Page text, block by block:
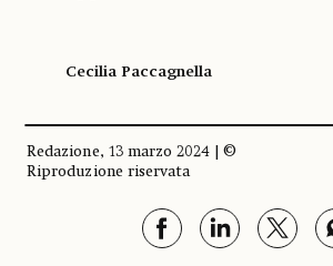
Cecilia Paccagnella
Redazione, 13 marzo 2024 | ©
Riproduzione riservata